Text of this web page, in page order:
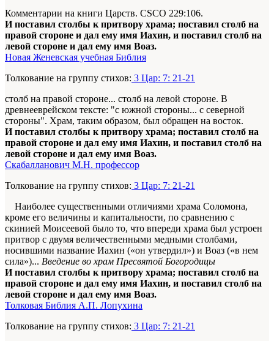
Комментарии на книги Царств. CSCO 229:106.
И поставил столбы к притвору храма; поставил столб на
правой стороне и дал ему имя Иахин, и поставил столб на
левой стороне и дал ему имя Воаз.
Новая Женевская учебная Библия
Толкование на группу стихов: 3 Цар: 7: 21-21
столб на правой стороне... столб на левой стороне. В
древнееврейском тексте: "с южной стороны... с северной
стороны". Храм, таким образом, был обращен на восток.
И поставил столбы к притвору храма; поставил столб на
правой стороне и дал ему имя Иахин, и поставил столб на
левой стороне и дал ему имя Воаз.
Скабалланович М.Н. профессор
Толкование на группу стихов: 3 Цар: 7: 21-21
Наиболее существенными отличиями храма Соломона,
кроме его величины и капитальности, по сравнению с
скинией Моисеевой было то, что впереди храма был устроен
притвор с двумя величественными медными столбами,
носившими название Иахин («он утвердил») и Воаз («в нем
сила»)... Введение во храм Пресвятой Богородицы
И поставил столбы к притвору храма; поставил столб на
правой стороне и дал ему имя Иахин, и поставил столб на
левой стороне и дал ему имя Воаз.
Толковая Библия А.П. Лопухина
Толкование на группу стихов: 3 Цар: 7: 21-21